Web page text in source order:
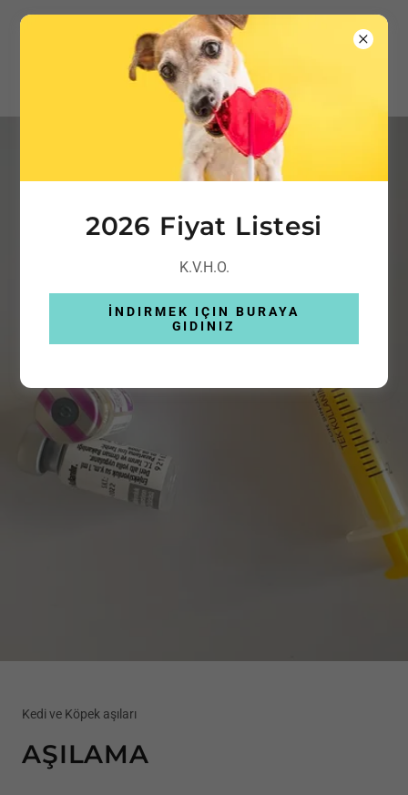
Kedi ve Köpek aşıları
AŞILAMA
2026 Fiyat Listesi
K.V.H.O.
İNDIRMEK IÇIN BURAYA
GIDINIZ